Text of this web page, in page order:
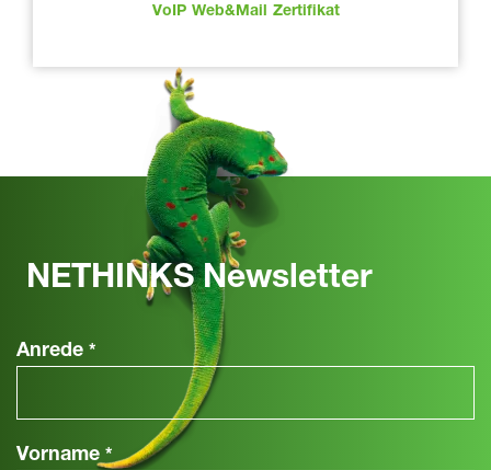
VoIP Web&Mail Zertifikat
NETHINKS Newsletter
Anrede *
Vorname *